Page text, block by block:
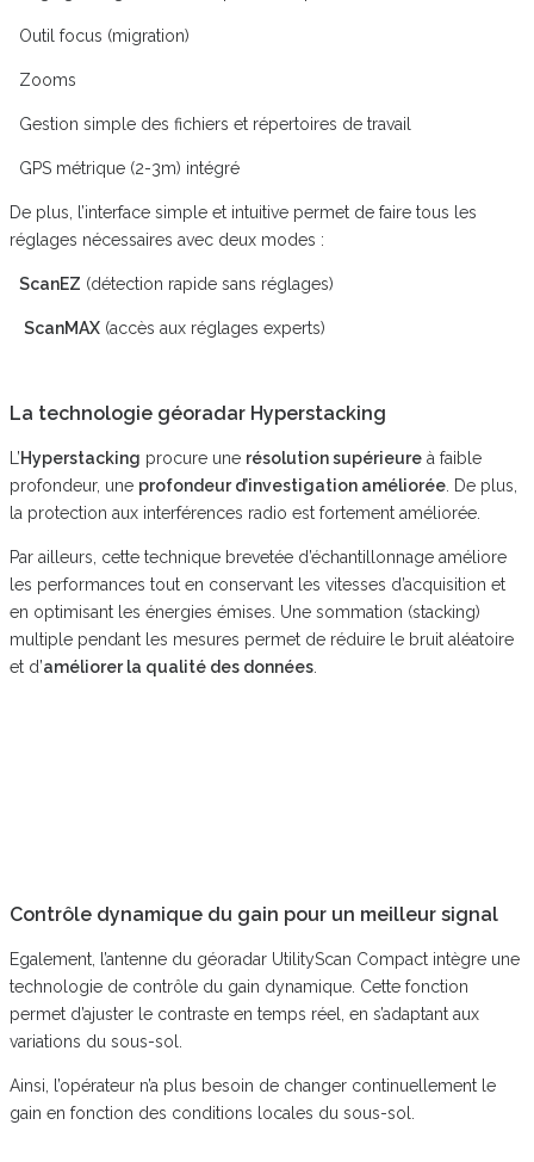
Outil focus (migration)
Zooms
Gestion simple des fichiers et répertoires de travail
GPS métrique (2-3m) intégré
De plus, l’interface simple et intuitive permet de faire tous les
réglages nécessaires avec deux modes :
ScanEZ (détection rapide sans réglages)
ScanMAX (accès aux réglages experts)
La technologie géoradar Hyperstacking
L’Hyperstacking procure une résolution supérieure à faible
profondeur, une profondeur d’investigation améliorée . De plus,
la protection aux interférences radio est fortement améliorée.
Par ailleurs, cette technique brevetée d’échantillonnage améliore
les performances tout en conservant les vitesses d’acquisition et
en optimisant les énergies émises. Une sommation (stacking)
multiple pendant les mesures permet de réduire le bruit aléatoire
et d’améliorer la qualité des données
Contrôle dynamique du gain pour un meilleur signal
Egalement, l’antenne du géoradar UtilityScan Compact intègre une
technologie de contrôle du gain dynamique. Cette fonction
permet d’ajuster le contraste en temps réel, en s’adaptant aux
variations du sous-sol.
Ainsi, l’opérateur n’a plus besoin de changer continuellement le
gain en fonction des conditions locales du sous-sol.